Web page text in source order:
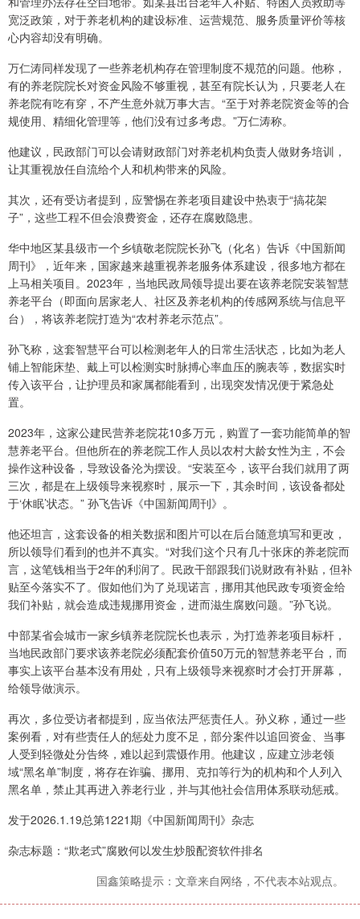
宽泛政策，对于养老机构的建设标准、运营规范、服务质量评价等核
心内容却没有明确。
万仁涛同样发现了一些养老机构存在管理制度不规范的问题。他称，
有的养老院院长对资金风险不够重视，甚至有院长认为，只要老人在
养老院有吃有穿，不产生意外就万事大吉。“至于对养老院资金等的合
规使用、精细化管理等，他们没有过多考虑。”万仁涛称。
他建议，民政部门可以会请财政部门对养老机构负责人做财务培训，
让其重视放任自流给个人和机构带来的风险。
其次，还有受访者提到，应警惕在养老项目建设中热衷于“搞花架
子”，这些工程不但会浪费资金，还存在腐败隐患。
华中地区某县级市一个乡镇敬老院院长孙飞（化名）告诉《中国新闻
周刊》，近年来，国家越来越重视养老服务体系建设，很多地方都在
上马相关项目。2023年，当地民政局领导提出要在该养老院安装智慧
养老平台（即面向居家老人、社区及养老机构的传感网系统与信息平
台），将该养老院打造为“农村养老示范点”。
孙飞称，这套智慧平台可以检测老年人的日常生活状态，比如为老人
铺上智能床垫、戴上可以检测实时脉搏心率血压的腕表等，数据实时
传入该平台，让护理员和家属都能看到，出现突发情况便于紧急处
置。
2023年，这家公建民营养老院花10多万元，购置了一套功能简单的智
慧养老平台。但他所在的养老院工作人员以农村大龄女性为主，不会
操作这种设备，导致设备沦为摆设。“安装至今，该平台我们就用了两
三次，都是在上级领导来视察时，展示一下，其余时间，该设备都处
于‘休眠’状态。” 孙飞告诉《中国新闻周刊》。
他还坦言，这套设备的相关数据和图片可以在后台随意填写和更改，
所以领导们看到的也并不真实。“对我们这个只有几十张床的养老院而
言，这笔钱相当于2年的利润了。民政干部跟我们说财政有补贴，但补
贴至今落实不了。假如他们为了兑现诺言，挪用其他民政专项资金给
我们补贴，就会造成违规挪用资金，进而滋生腐败问题。”孙飞说。
中部某省会城市一家乡镇养老院院长也表示，为打造养老项目标杆，
当地民政部门要求该养老院必须配套价值50万元的智慧养老平台，而
事实上该平台基本没有用处，只有上级领导来视察时才会打开屏幕，
给领导做演示。
再次，多位受访者都提到，应当依法严惩责任人。孙义称，通过一些
案例看，对有些责任人的惩处力度不足，部分案件以追回资金、当事
人受到轻微处分告终，难以起到震慑作用。他建议，应建立涉老领
域“黑名单”制度，将存在诈骗、挪用、克扣等行为的机构和个人列入
黑名单，禁止其再进入养老行业，并与其他社会信用体系联动惩戒。
发于2026.1.19总第1221期《中国新闻周刊》杂志
杂志标题：“欺老式”腐败何以发生炒股配资软件排名
国鑫策略提示：文章来自网络，不代表本站观点。